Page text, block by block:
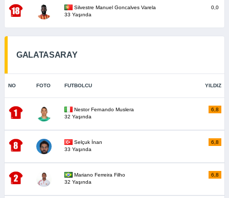
Silvestre Manuel Goncalves Varela
33 Yaşında
0,0
GALATASARAY
NO FOTO FUTBOLCU YILDIZ
Nestor Fernando Muslera
32 Yaşında
6,8
Selçuk İnan
33 Yaşında
6,8
Mariano Ferreira Filho
32 Yaşında
6,8